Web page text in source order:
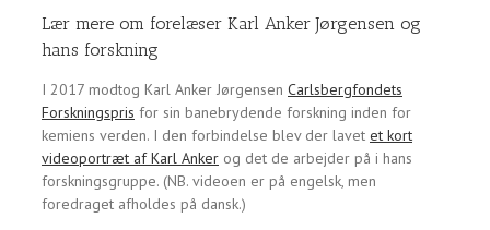
Lær mere om forelæser Karl Anker Jørgensen og
hans forskning
I 2017 modtog Karl Anker Jørgensen Carlsbergfondets
Forskningspris for sin banebrydende forskning inden for
kemiens verden. I den forbindelse blev der lavet et kort
videoportræt af Karl Anker og det de arbejder på i hans
forskningsgruppe. (NB. videoen er på engelsk, men
foredraget afholdes på dansk.)